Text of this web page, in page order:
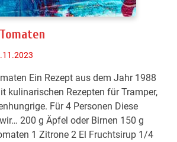
Ein Rezept aus dem Jahr 1988
kulinarischen Rezepten für Tramper,
Für 4 Personen Diese
200 g Äpfel oder Birnen 150 g
1 Zitrone 2 El Fruchtsirup 1/4